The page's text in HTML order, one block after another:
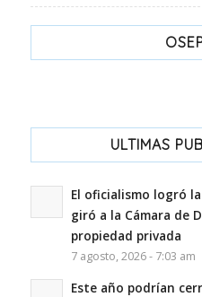
ULTIMAS
El oficialismo logró
giró a la Cámara de
propiedad privada
7 agosto, 2026 - 7:03 am
Este año podrían